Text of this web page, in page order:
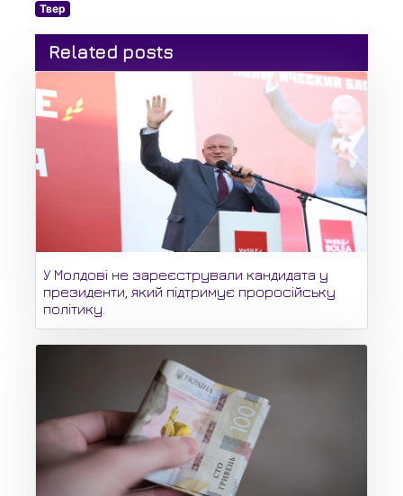
Твер
Related posts
У Молдові не зареєстрували кандидата у
президенти, який підтримує проросійську
політику.